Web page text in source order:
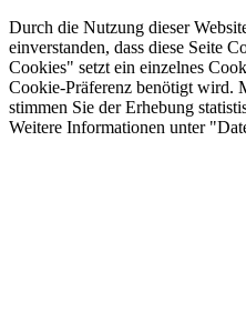
Durch die Nutzung dieser
einverstanden, dass diese Seite
Cookies" setzt ein einzelnes
Cookie-Präferenz benötigt wird.
stimmen Sie der Erhebung
Weitere Informationen unter